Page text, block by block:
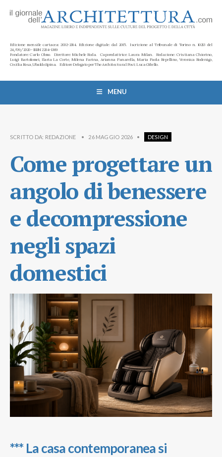
Edizione mensile cartacea: 2002-2014. Edizione digitale: dal 2015. Iscrizione al Tribunale di Torino n. 10213 del
24/09/2020 - ISSN 2284-1369
Fondatore: Carlo Olmo. Direttore: Michele Roda. Caporedattrice: Laura Milan. Redazione: Cristiana Chiorino,
Luigi Bartolomei, Ilaria La Corte, Milena Farina, Arianna Panarella, Maria Paola Repellino, Veronica Rodenigo,
Cecilia Rosa, Ubaldo Spina. Editore Delegato per The Architectural Post: Luca Gibello.
MENU
SCRITTO DA: REDAZIONE • 26 MAGGIO 2026 • DESIGN
Come progettare un
angolo di benessere
e decompressione
negli spazi
domestici
*** La casa contemporanea si